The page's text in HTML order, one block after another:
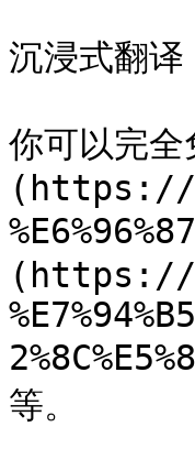
沉浸式翻
你可以完
(https://
(https://
等。